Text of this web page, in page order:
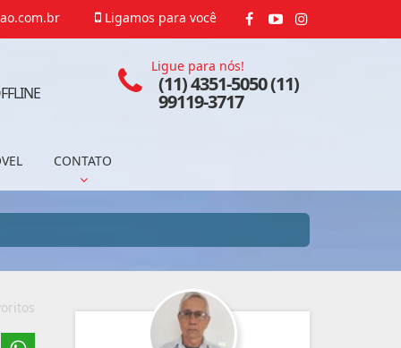
Ligamos para você
CONTATO
Ligue para nós!
(11) 4351-5050 (11)
99119-3717